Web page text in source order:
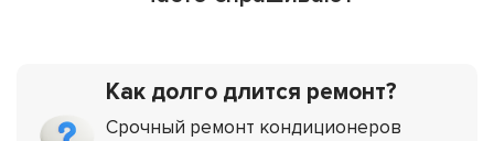
Как долго длится ремонт?
Срочный ремонт кондиционеров